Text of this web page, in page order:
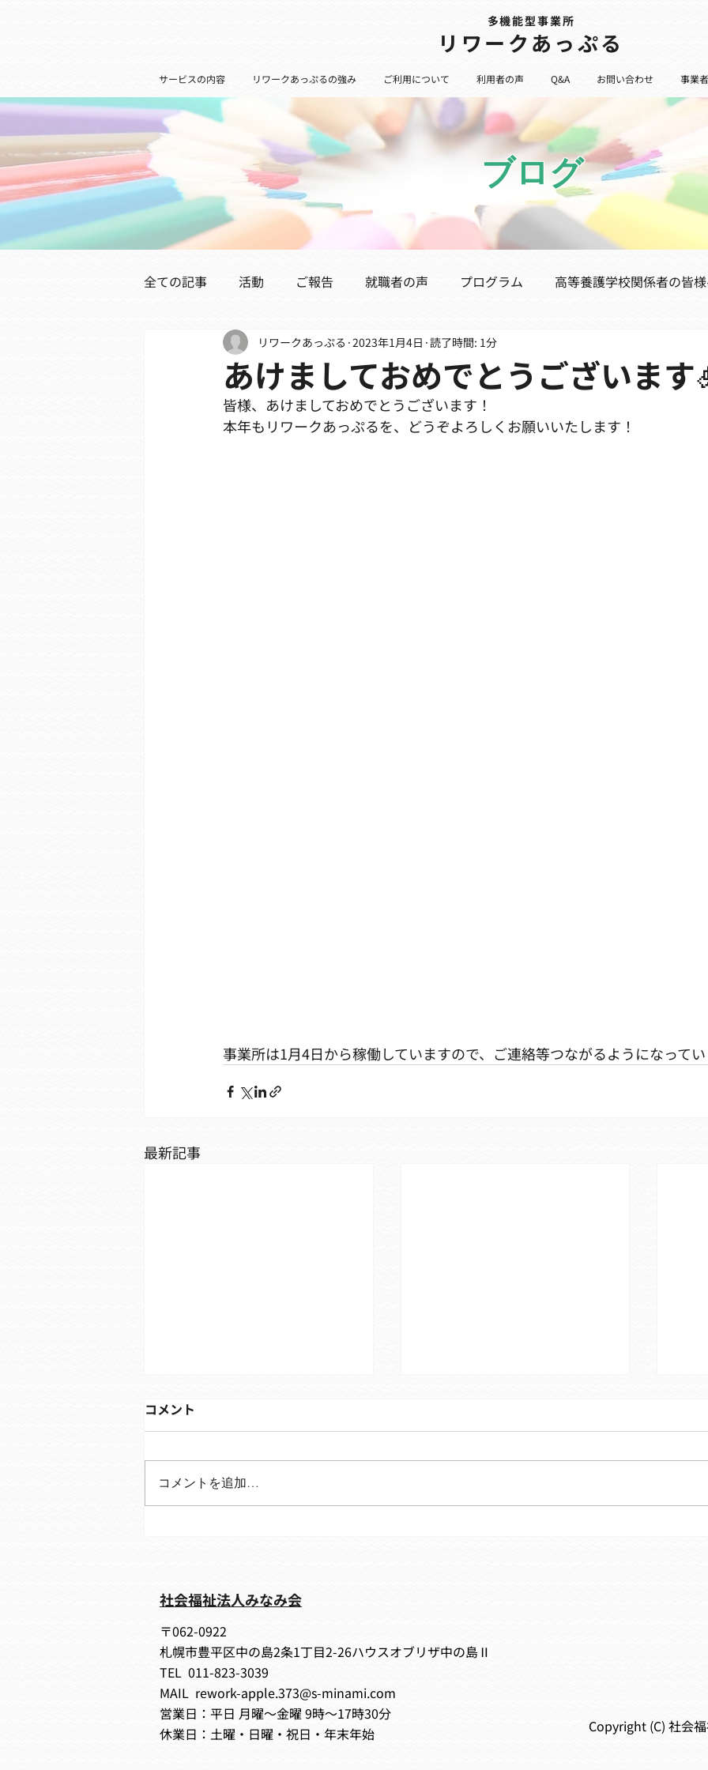
多機能型事業所
​リワークあっぷる
サービスの内容 リワークあっぷるの強み ご利用について 利用者の声 Q&A お問い合わせ 事業
ブログ
全ての記事 活動 ご報告 就職者の声 プログラム 高等養護学校関係者の皆
医療機関の皆様へ
あけましておめでとうございます
リワークあっぷる 2023年1月4日 読了時間: 1分
皆様、あけましておめでとうございます！
本年もリワークあっぷるを、どうぞよろしくお願いいたします！
事業所は1月4日から稼働していますので、ご連絡等つながるようになって
最新記事
コメント
コメントを追加…
社会福祉法人みなみ会
Copyright (C) 社会
〒062-0922
札幌市豊平区中の島2条1丁目2-26ハウスオブリザ中の島Ⅱ
TEL 011-823-3039
MAIL rework-apple.373@s-minami.com
営業日：平日 月曜～金曜 9時～17時30分
休業日：土曜・日曜・祝日・年末年始